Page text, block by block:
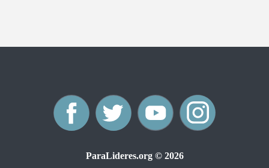
ParaLideres.org © 2026
F
a
T
w
Y
o
I